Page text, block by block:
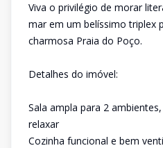
Viva o privilégio de morar
mar em um belíssimo triplex
charmosa Praia do Poço.
Detalhes do imóvel:
Sala ampla para 2
relaxar
Cozinha funcional e bem